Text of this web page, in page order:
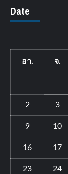
Date
อา. จ.
2 3
9 10
16 17
23 24